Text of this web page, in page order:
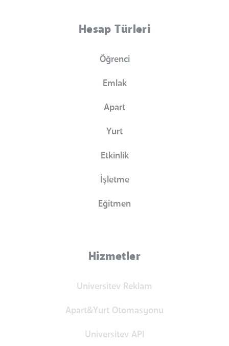
Hesap Türleri
Öğrenci
Emlak
Apart
Yurt
Etkinlik
İşletme
Eğitmen
Hizmetler
Universitev Reklam
Apart&Yurt Otomasyonu
Universitev API